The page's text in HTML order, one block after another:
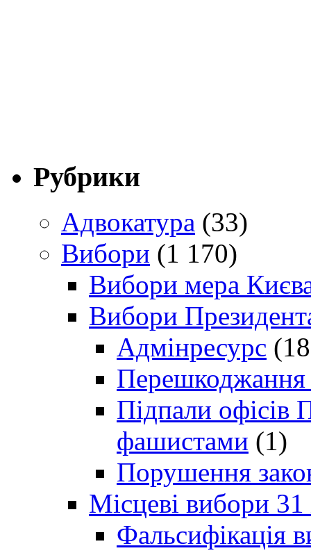
Рубрики
Адвокатура (33)
Вибори (1 170)
Вибори мера
Вибори
Адмінресурс
Перешкоджання
Підпали офісів
фашистами (1)
Порушення
Місцеві вибори
Фальсифікація